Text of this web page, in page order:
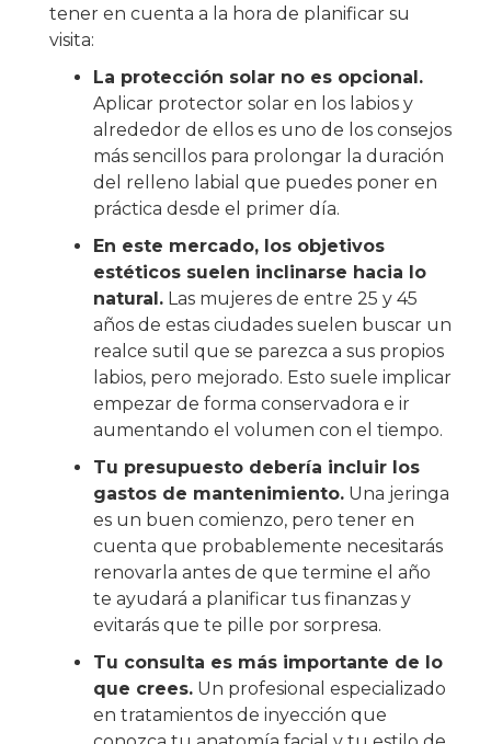
tener en cuenta a la hora de planificar su
visita:
La protección solar no es opcional.
Aplicar protector solar en los labios y
alrededor de ellos es uno de los consejos
más sencillos para prolongar la duración
del relleno labial que puedes poner en
práctica desde el primer día.
En este mercado, los objetivos
estéticos suelen inclinarse hacia lo
natural. Las mujeres de entre 25 y 45
años de estas ciudades suelen buscar un
realce sutil que se parezca a sus propios
labios, pero mejorado. Esto suele implicar
empezar de forma conservadora e ir
aumentando el volumen con el tiempo.
Tu presupuesto debería incluir los
gastos de mantenimiento. Una jeringa
es un buen comienzo, pero tener en
cuenta que probablemente necesitarás
renovarla antes de que termine el año
te ayudará a planificar tus finanzas y
evitarás que te pille por sorpresa.
Tu consulta es más importante de lo
que crees. Un profesional especializado
en tratamientos de inyección que